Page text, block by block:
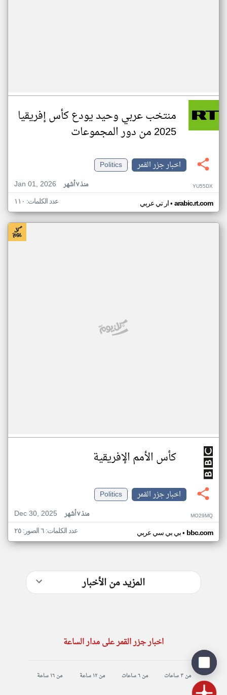
منتخب عربي وحيد يودع كأس إفريقيا
2025 من دور المجموعات
اخبار جزر القمر
Politics
Jan 01, 2026
منذ ٧ أشهر YU55DX
ار تي عربي• arabic.rt.com عدد الكلمات: ١١٠
كأس الأمم الإفريقية
اخبار جزر القمر
Politics
Dec 30, 2025
منذ ٧ أشهر MO29MQ
بي بي سي عربي• bbc.com عدد الكلمات: ٦ الصور: ٢٥
المزيد من الأخبار
اخبار جزر القمر على مدار الساعة
من ٣ ساعات من ٦ ساعات من ١٢ ساعة من ١٦ ساعة